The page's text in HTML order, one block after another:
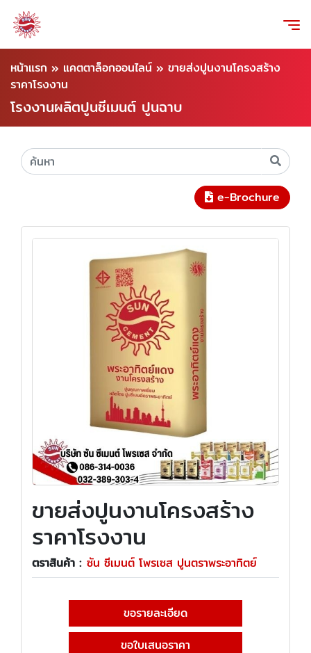
หน้าแรก » แคตตาล็อกออนไลน์ » ขายส่งปูนงานโครงสร้าง
ราคาโรงงาน
โรงงานผลิตปูนซีเมนต์ ปูนฉาบ
e-Brochure
ขายส่งปูนงานโครงสร้าง
ราคาโรงงาน
ตราสินค้า : ซัน ซีเมนต์ โพรเซส ปูนตราพระอาทิตย์
ขอรายละเอียด
ขอใบเสนอราคา